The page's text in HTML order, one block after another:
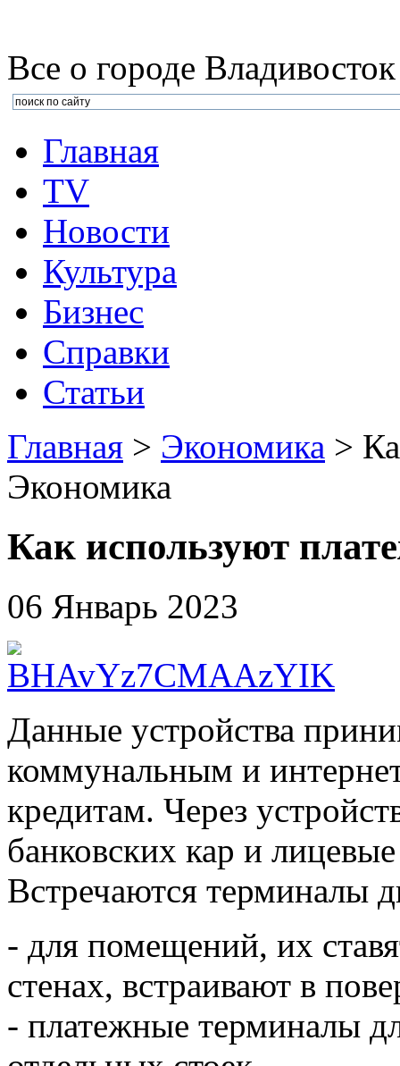
Все о городе Владивосток
Главная
TV
Новости
Культура
Бизнеc
Справки
Статьи
Главная > Экономика >
Экономика
Как используют
06 Январь 2023
Данные устройства
коммунальным и
кредитам. Через
банковских кар и лицевые
Встречаются терминалы
- для помещений, их
стенах, встраивают в
- платежные терминалы